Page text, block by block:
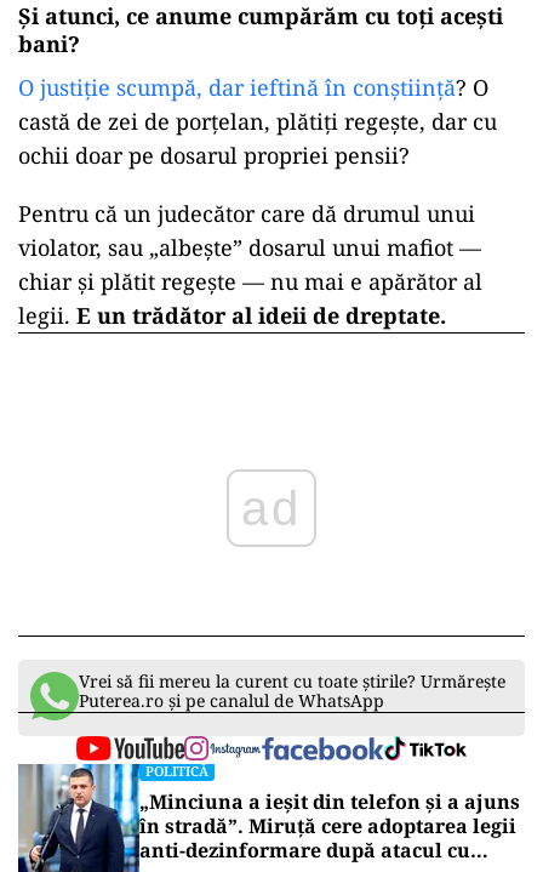
Și atunci, ce anume cumpărăm cu toți acești
bani?
O justiție scumpă, dar ieftină în conștiință? O
castă de zei de porțelan, plătiți regește, dar cu
ochii doar pe dosarul propriei pensii?
Pentru că un judecător care dă drumul unui
violator, sau „albește” dosarul unui mafiot —
chiar și plătit regește — nu mai e apărător al
legii. E un trădător al ideii de dreptate.
ad
Vrei să fii mereu la curent cu toate știrile? Urmărește
Puterea.ro și pe canalul de WhatsApp
POLITICĂ
„Minciuna a ieșit din telefon și a ajuns
în stradă”. Miruță cere adoptarea legii
anti-dezinformare după atacul cu